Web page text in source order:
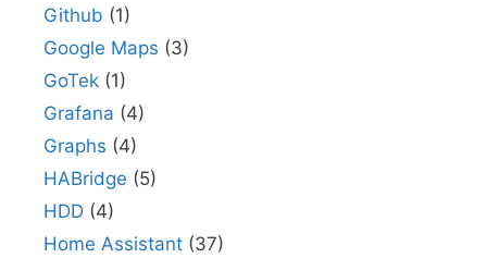
Github (1)
Google Maps (3)
GoTek (1)
Grafana (4)
Graphs (4)
HABridge (5)
HDD (4)
Home Assistant (37)